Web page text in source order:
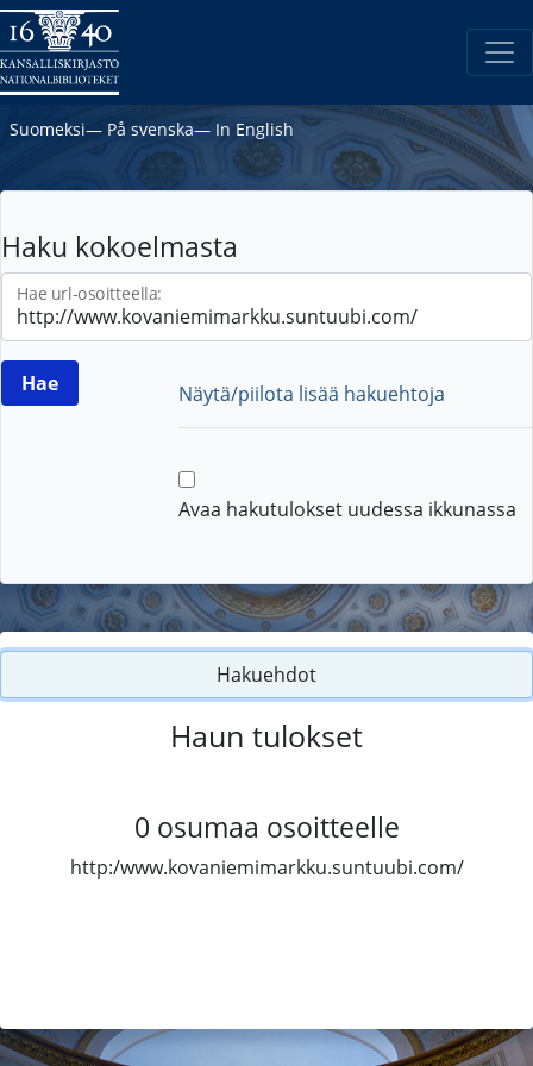
Suomeksi― På svenska― In English
Haku kokoelmasta
Hae url-osoitteella:
Näytä/piilota lisää hakuehtoja
Avaa hakutulokset uudessa ikkunassa
Hakuehdot
Haun tulokset
0 osumaa osoitteelle
http:/www.kovaniemimarkku.suntuubi.com/